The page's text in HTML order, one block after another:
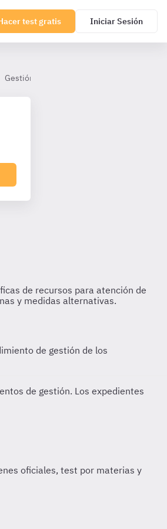
test gratis Iniciar Sesión
Gestión Penitenciaria
de gestión de los
de gestión. Los expedientes